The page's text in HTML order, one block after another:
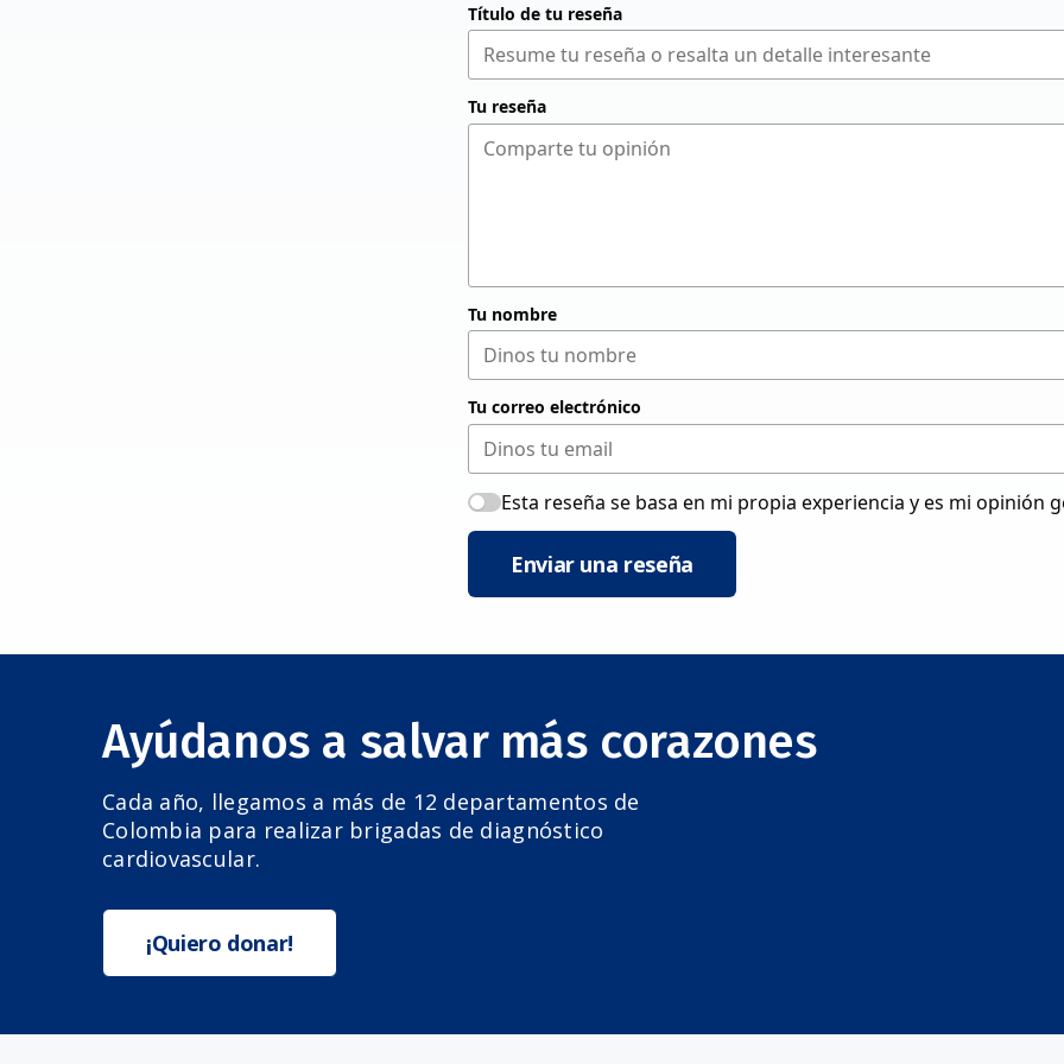
Título de tu reseña
Tu reseña
Tu nombre
Tu correo electrónico
Esta reseña se basa en mi propia experiencia y es mi opinión
Enviar una reseña
Ayúdanos a salvar más corazones
Cada año, llegamos a más de 12 departamentos de
Colombia para realizar brigadas de diagnóstico
cardiovascular.
¡Quiero donar!